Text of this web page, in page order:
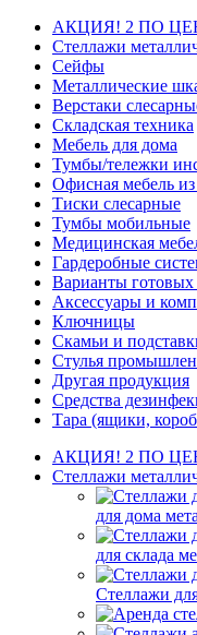
АКЦИЯ! 2 ПО
Стеллажи
Сейфы
Металлические
Верстаки
Складская техника
Мебель для дома
Тумбы/тележки
Офисная мебель
Тиски слесарные
Тумбы мобильные
Медицинская
Гардеробные
Варианты
Аксессуары и
Ключницы
Скамьи и
Стулья
Другая продукция
Средства
Тара (ящики,
АКЦИЯ! 2 ПО
Стеллажи
для дома
для склада
Стеллажи